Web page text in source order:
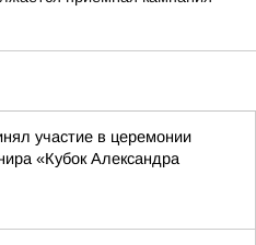
участие в церемонии
«Кубок Александра